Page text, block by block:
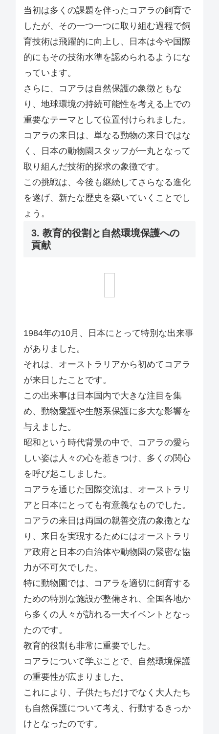
当初は多くの課題を伴ったコアラの飼育で
したが、その一つ一つに取り組む過程で飼
育技術は飛躍的に向上し、日本は今や国際
的にもその技術水準を認められるようにな
っています。
さらに、コアラは自然保護の象徴ともな
り、地球環境の持続可能性を考える上での
重要なテーマとして位置付けられました。
コアラの来日は、単なる動物の来日ではな
く、日本の動物園スタッフが一丸となって
取り組んだ技術的探求の象徴です。
この挑戦は、今後も継続してさらなる進化
を遂げ、新たな歴史を築いていくことでし
ょう。
3. 教育的役割と自然環境保護への
貢献
1984年の10月、日本にとって特別な出来事
がありました。
それは、オーストラリアから初めてコアラ
が来日したことです。
この出来事は日本国内で大きな注目を集
め、動物愛護や生態系保護に多大な影響を
与えました。
昭和という時代背景の中で、コアラの愛ら
しい姿は人々の心を惹きつけ、多くの関心
を呼び起こしました。
コアラを通じた国際交流は、オーストラリ
アと日本にとっても有意義なものでした。
コアラの来日は両国の親善交流の象徴とな
り、来日を実現するためにはオーストラリ
ア政府と日本の自治体や動物園の緊密な協
力が不可欠でした。
特に動物園では、コアラを適切に飼育する
ための特別な施設が整備され、全国各地か
ら多くの人々が訪れる一大イベントとなっ
たのです。
教育的役割も非常に重要でした。
コアラについて学ぶことで、自然環境保護
の重要性が広まりました。
これにより、子供たちだけでなく大人たち
も自然保護について考え、行動するきっか
けとなったのです。